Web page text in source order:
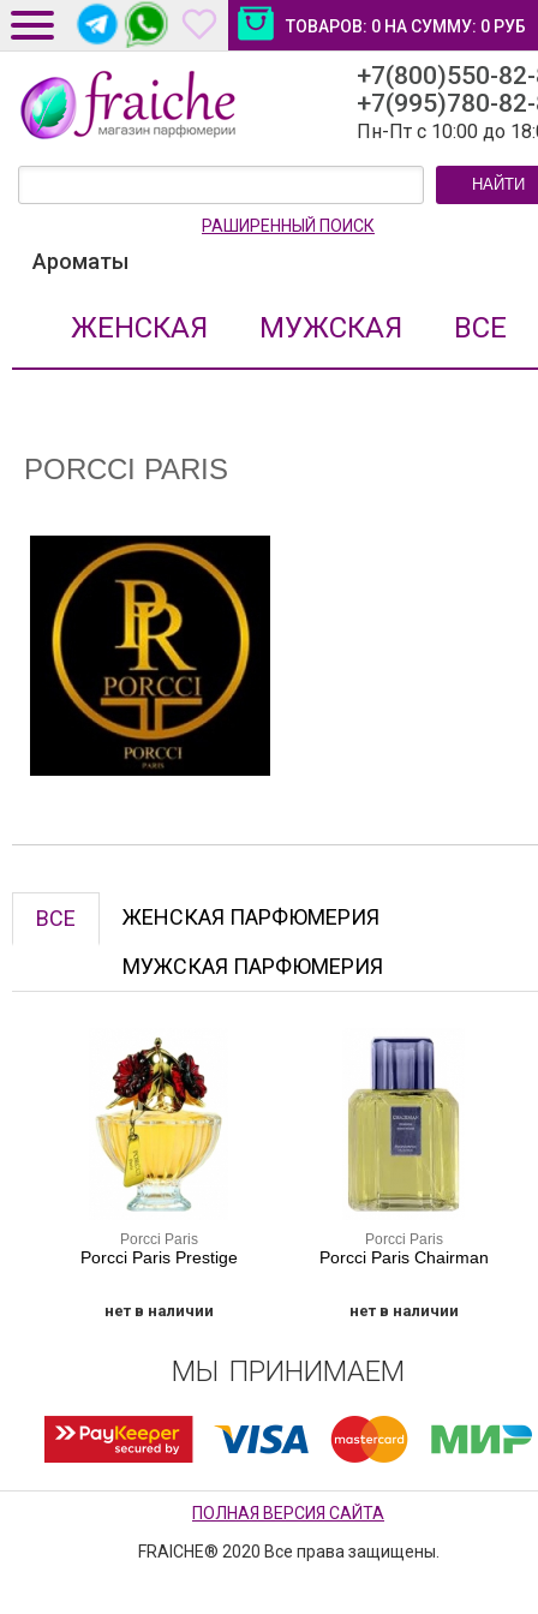
ТОВАРОВ: 0 НА СУММУ: 0 РУБ
ДОСТАВКА И ОПЛАТА
НОВОСТИ И СТАТЬИ
+7(800)550-
+7(995)780-
Пн-Пт с 10:00 до
НАЙТИ
РАШИРЕННЫЙ ПОИСК
Ароматы
ЖЕНСКАЯ МУЖСКАЯ ВСЕ
PORCCI PARIS
ВСЕ
ЖЕНСКАЯ ПАРФЮМЕРИЯ
МУЖСКАЯ ПАРФЮМЕРИЯ
Porcci Paris
Porcci Paris Prestige
нет в наличии
Porcci Paris
Porcci Paris Chairman
нет в наличии
МЫ ПРИНИМАЕМ
ПОЛНАЯ ВЕРСИЯ САЙТА
FRAICHE® 2020 Все права защищены.